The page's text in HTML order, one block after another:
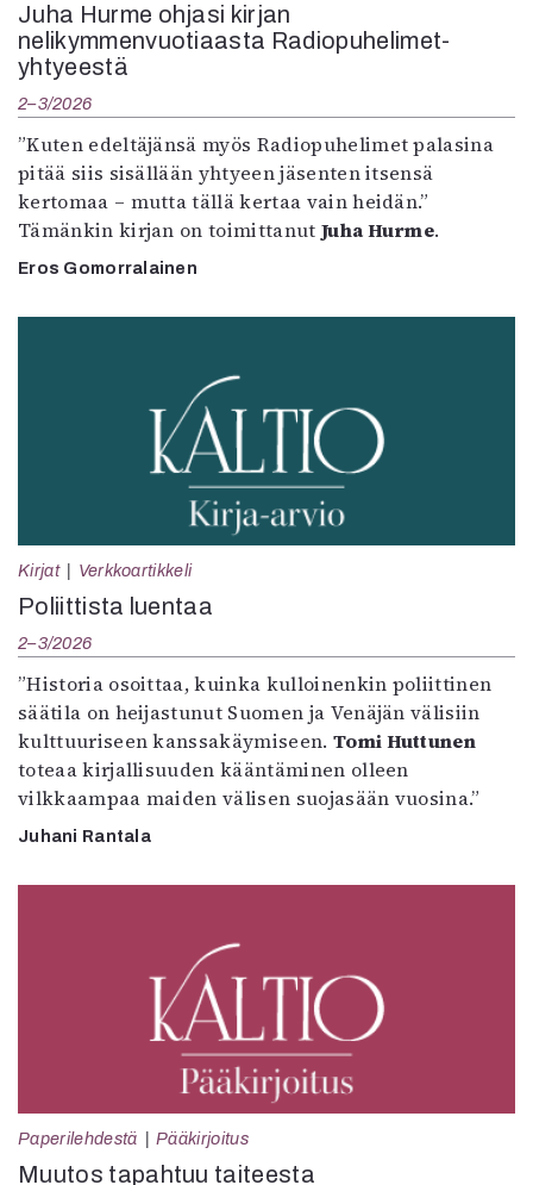
Juha Hurme ohjasi kirjan
nelikymmenvuotiaasta Radiopuhelimet-
yhtyeestä
2–3/2026
”Kuten edeltäjänsä myös Radiopuhelimet palasina
pitää siis sisällään yhtyeen jäsenten itsensä
kertomaa – mutta tällä kertaa vain heidän.”
Tämänkin kirjan on toimittanut Juha Hurme.
Eros Gomorralainen
Kirjat Verkkoartikkeli
Poliittista luentaa
2–3/2026
”Historia osoittaa, kuinka kulloinenkin poliittinen
säätila on heijastunut Suomen ja Venäjän välisiin
kulttuuriseen kanssakäymiseen. Tomi Huttunen
toteaa kirjallisuuden kääntäminen olleen
vilkkaampaa maiden välisen suojasään vuosina.”
Juhani Rantala
Paperilehdestä Pääkirjoitus
Muutos tapahtuu taiteesta